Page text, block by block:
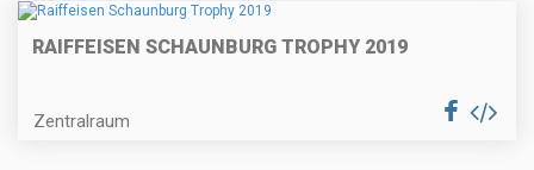
RAIFFEISEN SCHAUNBURG TROPHY 2019
Zentralraum